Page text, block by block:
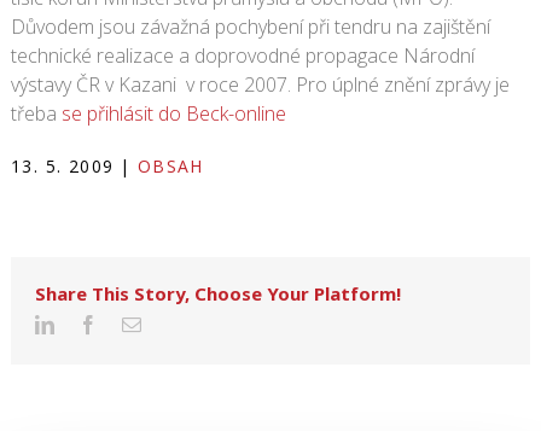
Důvodem jsou závažná pochybení při tendru na zajištění
technické realizace a doprovodné propagace Národní
výstavy ČR v Kazani v roce 2007. Pro úplné znění zprávy je
třeba se přihlásit do Beck-online
13. 5. 2009 | OBSAH
Share This Story, Choose Your Platform!